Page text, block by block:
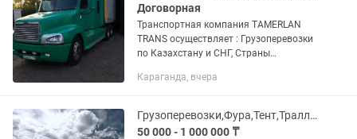
Договорная
Транспортная компания TAMERLAN
TRANS осуществляет : Грузоперевозки
по Казахстану и СНГ, Страны
Доставка груза отдельной машиной от
Караганда, вчера
Грузоперевозки,Фура,Тент,Тралл,Реф,площадка,длинномер,камаз,газель
50 000 - 1 000 000 ₸